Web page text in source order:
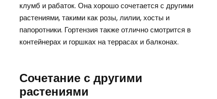
клумб и рабаток. Она хорошо сочетается с другими
растениями, такими как розы, лилии, хосты и
папоротники. Гортензия также отлично смотрится в
контейнерах и горшках на террасах и балконах.
Сочетание с другими
растениями